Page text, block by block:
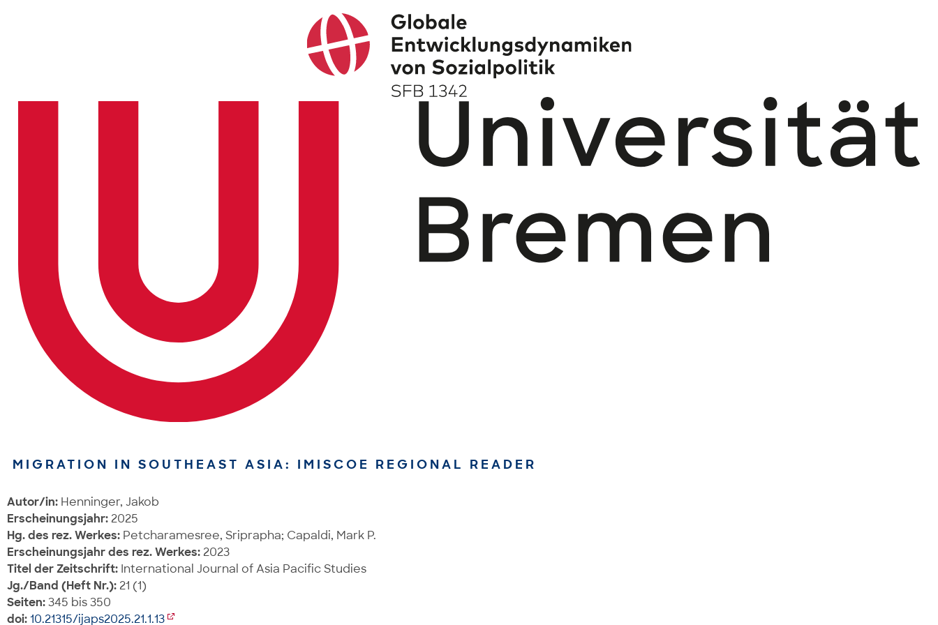
MIGRATION IN SOUTHEAST ASIA: IMISCOE REGIONAL READER
Autor/in: Henninger, Jakob
Erscheinungsjahr: 2025
Hg. des rez. Werkes: Petcharamesree, Sriprapha; Capaldi, Mark P.
Erscheinungsjahr des rez. Werkes: 2023
Titel der Zeitschrift: International Journal of Asia Pacific Studies
Jg./Band (Heft Nr.): 21 (1)
Seiten:345 bis 350
doi:10.21315/ijaps2025.21.1.13